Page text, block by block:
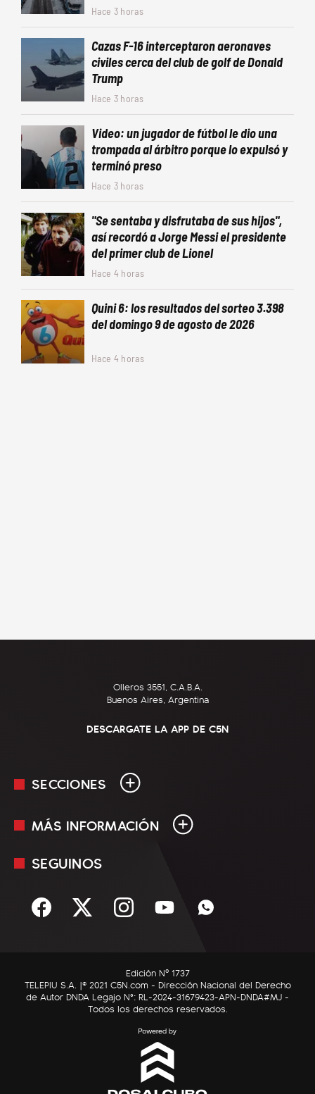
Hace 3 horas
Cazas F-16 interceptaron aeronaves
civiles cerca del club de golf de Donald
Trump
Hace 3 horas
Video: un jugador de fútbol le dio una
trompada al árbitro porque lo expulsó y
terminó preso
Hace 3 horas
"Se sentaba y disfrutaba de sus hijos",
así recordó a Jorge Messi el presidente
del primer club de Lionel
Hace 4 horas
Quini 6: los resultados del sorteo 3.398
del domingo 9 de agosto de 2026
Hace 4 horas
Olleros 3551, C.A.B.A.
Buenos Aires, Argentina
DESCARGATE LA APP DE C5N
SECCIONES
En Vivo
Sociedad
C5N Autos
RatingCero
MÁS INFORMACIÓN
Mediakit
Términos y condiciones
SEGUINOS
Edición Nº 1737
TELEPIU S.A. |© 2021 C5N.com - Dirección Nacional del Derecho
de Autor DNDA Legajo N°: RL-2024-31679423-APN-DNDA#MJ -
Todos los derechos reservados.